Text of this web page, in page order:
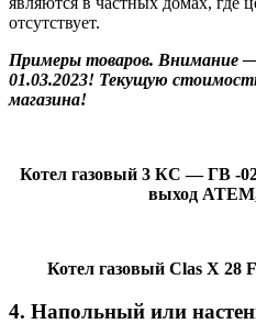
отсутствует.
Примеры товаров. Внимание
01.03.2023! Текущую
магазина!
Котел газовый 3 КС — ГВ -
выход АТЕМ,
Котел газовый Clas X 28
4. Напольный или